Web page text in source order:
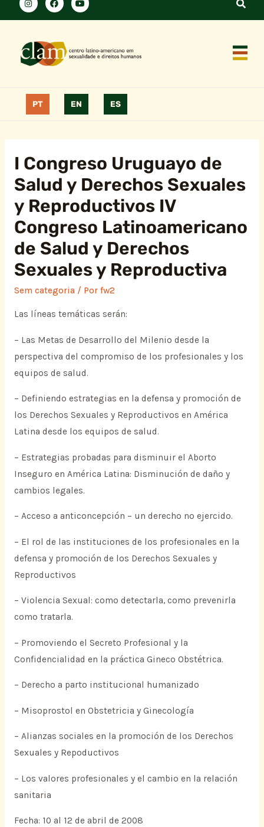
PT EN ES
I Congreso Uruguayo de
Salud y Derechos Sexuales
y Reproductivos IV
Congreso Latinoamericano
de Salud y Derechos
Sexuales y Reproductiva
Sem categoria/ Por fw2
Las líneas temáticas serán:
– Las Metas de Desarrollo del Milenio desde la
perspectiva del compromiso de los profesionales y los
equipos de salud.
– Definiendo estrategias en la defensa y promoción de
los Derechos Sexuales y Reproductivos en América
Latina desde los equipos de salud.
– Estrategias probadas para disminuir el Aborto
Inseguro en América Latina: Disminución de daño y
cambios legales.
– Acceso a anticoncepción – un derecho no ejercido.
– El rol de las instituciones de los profesionales en la
defensa y promoción de los Derechos Sexuales y
Reproductivos
– Violencia Sexual: como detectarla, como prevenirla
como tratarla.
– Promoviendo el Secreto Profesional y la
Confidencialidad en la práctica Gineco Obstétrica.
– Derecho a parto institucional humanizado
– Misoprostol en Obstetricia y Ginecología
– Alianzas sociales en la promoción de los Derechos
Sexuales y Repoductivos
– Los valores profesionales y el cambio en la relación
sanitaria
Fecha: 10 al 12 de abril de 2008